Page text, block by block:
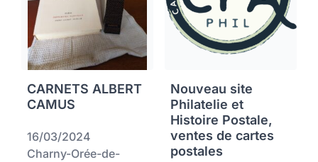
CARNETS ALBERT
CAMUS
16/03/2024
Charny-Orée-de-
Nouveau site
Philatelie et
Histoire Postale,
ventes de cartes
postales